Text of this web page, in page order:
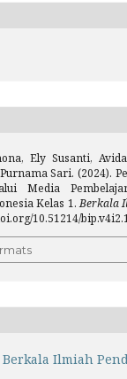
Ely Susanti,
Sari. (2024).
Media
Kelas 1.Berkala
10.51214/
Berkala Ilmiah